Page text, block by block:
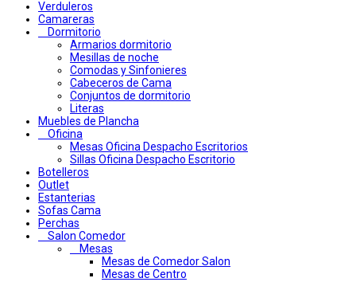
Verduleros
Camareras
Dormitorio
Armarios dormitorio
Mesillas de noche
Comodas y Sinfonieres
Cabeceros de Cama
Conjuntos de dormitorio
Literas
Muebles de Plancha
Oficina
Mesas Oficina Despacho Escritorios
Sillas Oficina Despacho Escritorio
Botelleros
Outlet
Estanterias
Sofas Cama
Perchas
Salon Comedor
Mesas
Mesas de Comedor Salon
Mesas de Centro